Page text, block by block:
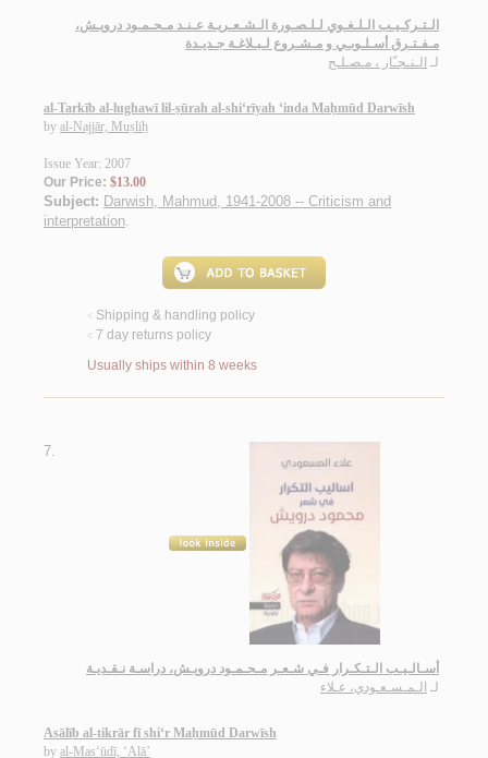
الـتـركـيـب الـلـغـوي لـلـصـورة الـشـعـريـة عـنـد مـحـمـود درويـش،
مـفـتـرق أسـلـوبـي و مـشـروع لـبـلاغـة جـديـدة
لـ الـنـجـّار ، مـصـلـح
al-Tarkīb al-lughawī lil-ṣūrah al-shi‘rīyah ‘inda Maḥmūd Darwīsh
by al-Najjār, Muṣliḥ
Issue Year: 2007
Our Price: $13.00
Subject: Darwish, Mahmud, 1941-2008 -- Criticism and
interpretation.
< Shipping & handling policy
< 7 day returns policy
Usually ships within 8 weeks
7.
أسـالـيـب الـتـكـرار فـي شـعـر مـحـمـود درويـش، دراسـة نـقـديـة
لـ الـمـسـعـودي، عـلاء
Asālīb al-tikrār fī shi‘r Maḥmūd Darwīsh
by al-Mas‘ūdī, ‘Alā’